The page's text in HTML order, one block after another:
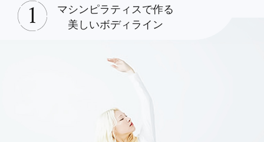
マシンピラティスで作る
美しいボディライン